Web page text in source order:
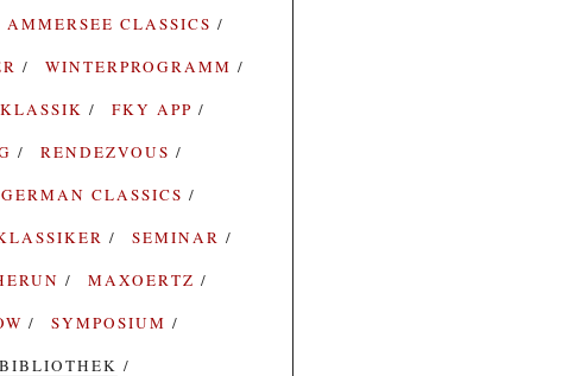
AMMERSEE CLASSICS
WINTERPROGRAMM
FKY APP
RENDEZVOUS
GERMAN CLASSICS
SEMINAR
MAXOERTZ
SYMPOSIUM
BIBLIOTHEK